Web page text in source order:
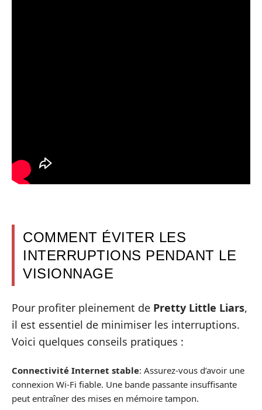
COMMENT ÉVITER LES
INTERRUPTIONS PENDANT LE
VISIONNAGE
Pour profiter pleinement de Pretty Little Liars,
il est essentiel de minimiser les interruptions.
Voici quelques conseils pratiques :
Connectivité Internet stable: Assurez-vous d’avoir une
connexion Wi-Fi fiable. Une bande passante insuffisante
peut entraîner des mises en mémoire tampon.